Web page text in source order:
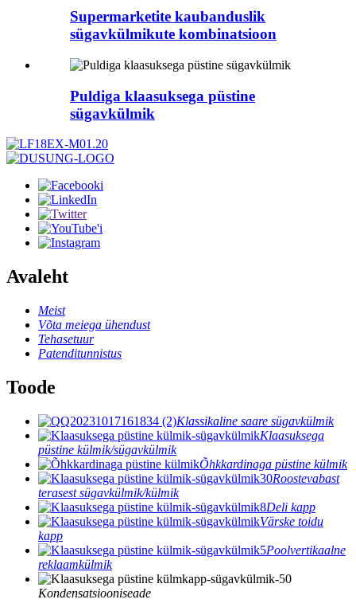
Supermarketite kaubanduslik
sügavkülmikute kombinatsioon
Puldiga klaasuksega püstine
sügavkülmik
Avaleht
Meist
Võta meiega ühendust
Tehasetuur
Patenditunnistus
Toode
Klassikaline saare sügavkülmik
Klaasuksega
püstine külmik/sügavkülmik
Õhkkardinaga püstine külmik
Roostevabast
terasest sügavkülmik/külmik
Deli kapp
Värske toidu
kapp
Poolvertikaalne
reklaamkülmik
Kondensatsiooniseade